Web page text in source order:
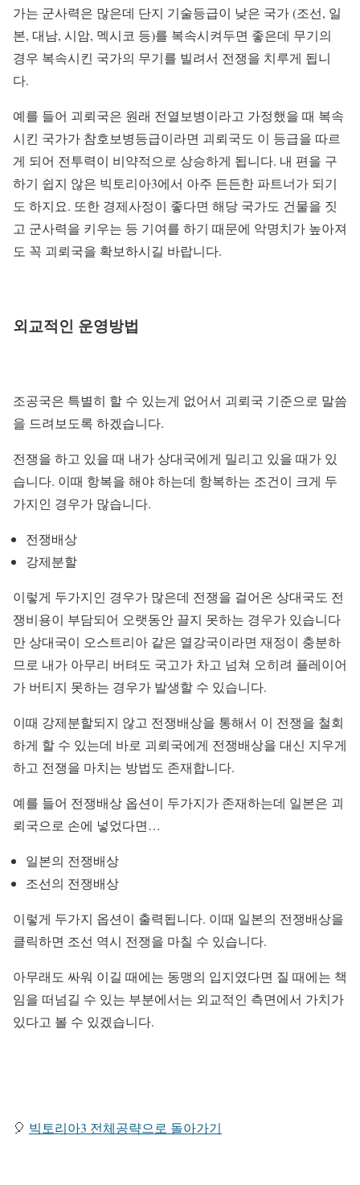
가는 군사력은 많은데 단지 기술등급이 낮은 국가 (조선, 일
본, 대남, 시암, 멕시코 등)를 복속시켜두면 좋은데 무기의
경우 복속시킨 국가의 무기를 빌려서 전쟁을 치루게 됩니
다.
예를 들어 괴뢰국은 원래 전열보병이라고 가정했을 때 복속
시킨 국가가 참호보병등급이라면 괴뢰국도 이 등급을 따르
게 되어 전투력이 비약적으로 상승하게 됩니다. 내 편을 구
하기 쉽지 않은 빅토리아3에서 아주 든든한 파트너가 되기
도 하지요. 또한 경제사정이 좋다면 해당 국가도 건물을 짓
고 군사력을 키우는 등 기여를 하기 때문에 악명치가 높아져
도 꼭 괴뢰국을 확보하시길 바랍니다.
외교적인 운영방법
조공국은 특별히 할 수 있는게 없어서 괴뢰국 기준으로 말씀
을 드려보도록 하겠습니다.
전쟁을 하고 있을 때 내가 상대국에게 밀리고 있을 때가 있
습니다. 이때 항복을 해야 하는데 항복하는 조건이 크게 두
가지인 경우가 많습니다.
전쟁배상
강제분할
이렇게 두가지인 경우가 많은데 전쟁을 걸어온 상대국도 전
쟁비용이 부담되어 오랫동안 끌지 못하는 경우가 있습니다
만 상대국이 오스트리아 같은 열강국이라면 재정이 충분하
므로 내가 아무리 버텨도 국고가 차고 넘쳐 오히려 플레이어
가 버티지 못하는 경우가 발생할 수 있습니다.
이때 강제분할되지 않고 전쟁배상을 통해서 이 전쟁을 철회
하게 할 수 있는데 바로 괴뢰국에게 전쟁배상을 대신 지우게
하고 전쟁을 마치는 방법도 존재합니다.
예를 들어 전쟁배상 옵션이 두가지가 존재하는데 일본은 괴
뢰국으로 손에 넣었다면…
일본의 전쟁배상
조선의 전쟁배상
이렇게 두가지 옵션이 출력됩니다. 이때 일본의 전쟁배상을
클릭하면 조선 역시 전쟁을 마칠 수 있습니다.
아무래도 싸워 이길 때에는 동맹의 입지였다면 질 때에는 책
임을 떠넘길 수 있는 부분에서는 외교적인 측면에서 가치가
있다고 볼 수 있겠습니다.
🎈 빅토리아3 전체공략으로 돌아가기